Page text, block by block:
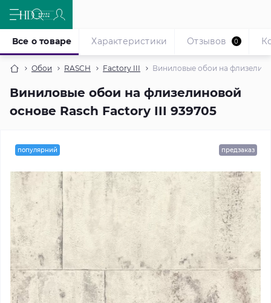
Обои RASCH Factory III Виниловые обои на
Виниловые обои на флизелиновой
основе Rasch Factory III 939705
Все о товаре Характеристики Отзывов 0
популярний предзаказ